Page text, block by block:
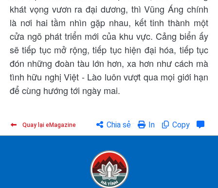
khát vọng vươn ra đại dương, thì Vũng Áng chính
là nơi hai tầm nhìn gặp nhau, kết tinh thành một
cửa ngõ phát triển mới của khu vực. Cảng biển ấy
sẽ tiếp tục mở rộng, tiếp tục hiện đại hóa, tiếp tục
đón những đoàn tàu lớn hơn, xa hơn như cách mà
tình hữu nghị Việt - Lào luôn vượt qua mọi giới hạn
để cùng hướng tới ngày mai.
Quay lại eMagazine Chia sẻ In Copy